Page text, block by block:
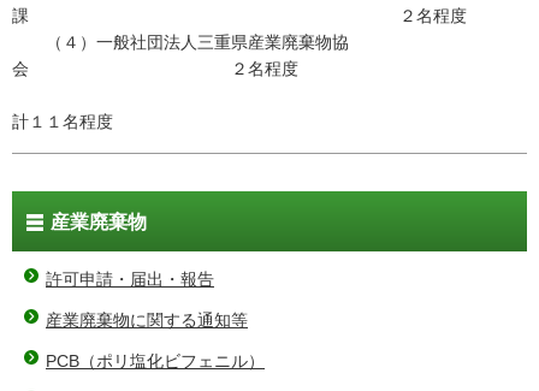
課 ２名程度
（４）一般社団法人三重県産業廃棄物協
会 ２名程度
計１１名程度
産業廃棄物
許可申請・届出・報告
産業廃棄物に関する通知等
PCB（ポリ塩化ビフェニル）